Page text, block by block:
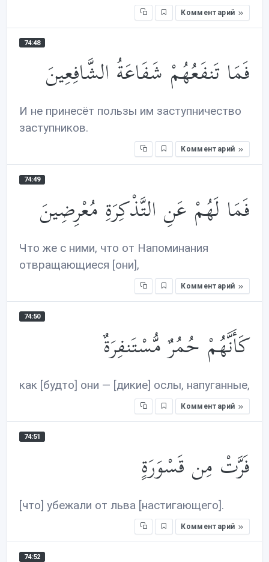
Комментарий
74:48
فَمَا تَنفَعُهُمْ شَفَاعَةُ الشَّافِعِينَ
И не принесёт пользы им заступничество
заступников.
Комментарий
74:49
فَمَا لَهُمْ عَنِ التَّذْكِرَةِ مُعْرِضِينَ
Что же с ними, что от Напоминания
отвращающиеся [они],
Комментарий
74:50
كَأَنَّهُمْ حُمُرٌ مُّسْتَنفِرَةٌ
как [будто] они — [дикие] ослы, напуганные,
Комментарий
74:51
فَرَّتْ مِن قَسْوَرَةٍ
[что] убежали от льва [настигающего].
Комментарий
74:52